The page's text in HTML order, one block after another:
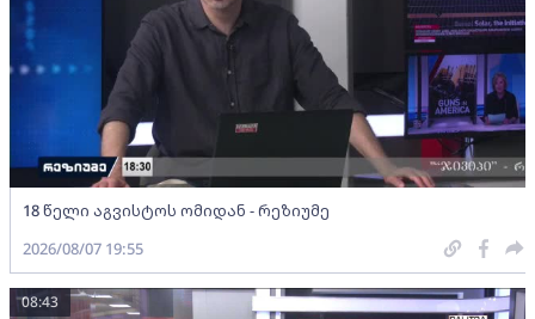
18 წელი აგვისტოს ომიდან - რეზიუმე
2026/08/07 19:55
08:43